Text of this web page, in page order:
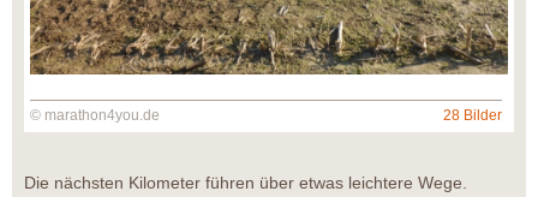
© marathon4you.de 28 Bilder
Die nächsten Kilometer führen über etwas leichtere Wege.